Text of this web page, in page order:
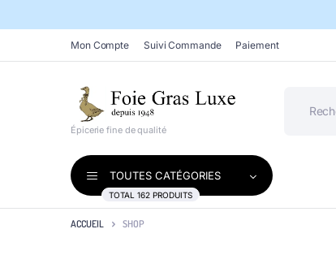
Mon Compte Suivi Commande Paiement
Épicerie fine de qualité
TOUTES CATÉGORIES
TOTAL 162 PRODUITS
ACCUEIL SHOP